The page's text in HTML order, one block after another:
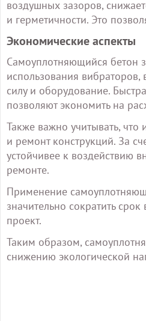
воздушных зазоров,
и герметичности. Это
Экономические аспекты
Самоуплотняющийся бетон
использования
силу и оборудование.
позволяют экономить на
Также важно учитывать,
и ремонт конструкций. За
устойчивее к воздействию
ремонте.
Применение
значительно сократить
проект.
Таким образом,
снижению экологической